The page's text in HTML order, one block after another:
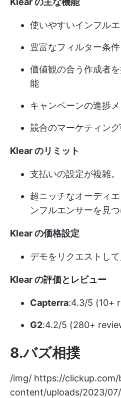
使いやすいインフル
豊富なフィルター条件
価値観の合う作成者
能
キャンペーンの進捗
競合のマーケティン
Klear のリミット
支払いの設定が複雑。
超ニッチなオーディ
ンフルエンサーを見
Klear の価格設定
デモをリクエストし
Klear の評価とレビュー
Capterra:4.3/5 (10+
G2:4.2/5 (280+
8.バズ相撲
/img/ https://
content/uploads/2023/